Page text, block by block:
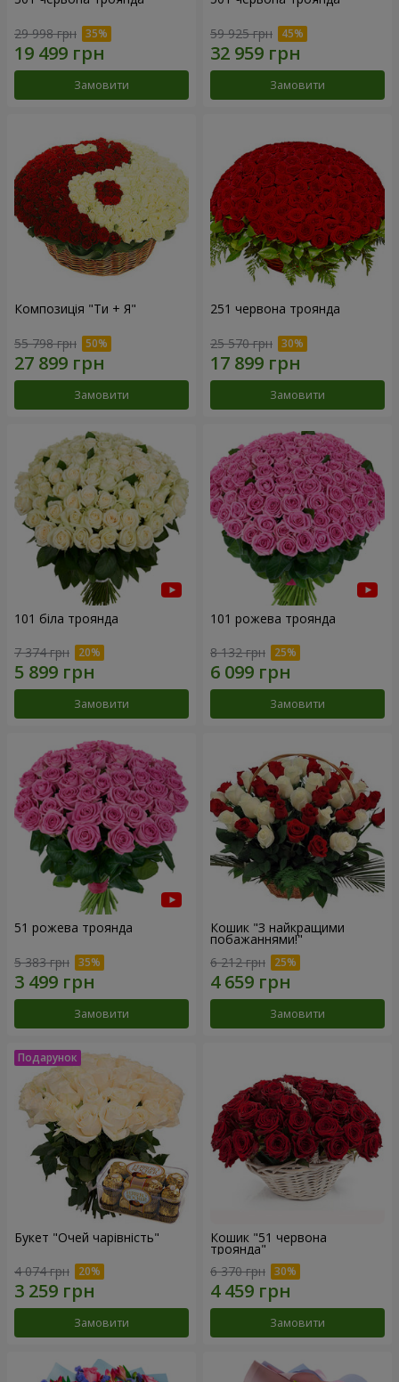
29 998 грн
Замовити
59 925 грн
Замовити
Композиція "Ти + Я"
55 798 грн
Замовити
251 червона троянда
25 570 грн
Замовити
101 біла троянда
7 374 грн
Замовити
101 рожева троянда
8 132 грн
Замовити
51 рожева троянда
5 383 грн
Замовити
Кошик "З найкращими
побажаннями!"
6 212 грн
Замовити
Букет "Очей чарівність"
4 074 грн
Замовити
Кошик "51 червона
троянда"
6 370 грн
Замовити